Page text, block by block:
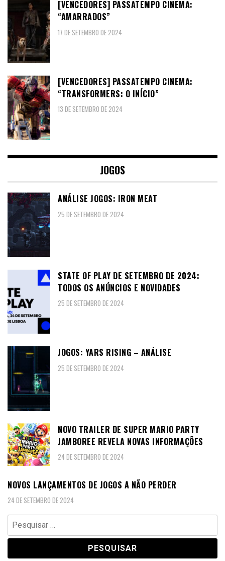
[VENCEDORES] PASSATEMPO CINEMA:
“AMARRADOS”
17 DE SETEMBRO DE 2024
[VENCEDORES] PASSATEMPO CINEMA:
“TRANSFORMERS: O INÍCIO”
13 DE SETEMBRO DE 2024
JOGOS
ANÁLISE JOGOS: IRON MEAT
25 DE SETEMBRO DE 2024
STATE OF PLAY DE SETEMBRO DE 2024:
TODOS OS ANÚNCIOS E NOVIDADES
25 DE SETEMBRO DE 2024
JOGOS: YARS RISING – ANÁLISE
25 DE SETEMBRO DE 2024
NOVO TRAILER DE SUPER MARIO PARTY
JAMBOREE REVELA NOVAS INFORMAÇÕES
24 DE SETEMBRO DE 2024
NOVOS LANÇAMENTOS DE JOGOS A NÃO PERDER
24 DE SETEMBRO DE 2024
Pesquisar
por: